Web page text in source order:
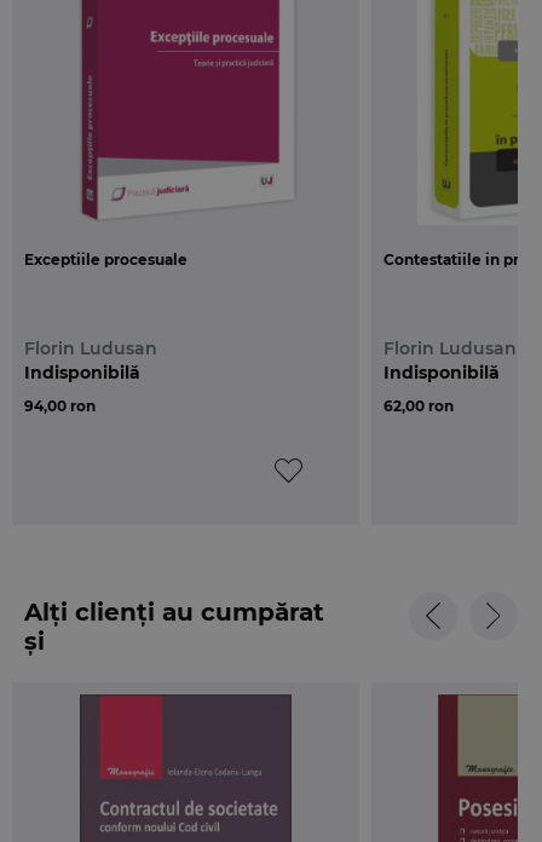
respectiv raspunderea contractuala sub forma
clauzei penale inserata in contract.
Exceptiile procesuale
Florin Ludusan
94,00 ron
Indisponibilă
Contestatiile in
Florin Ludusan
62,00 ron
Indisponibilă
Alți clienți au cumpărat
și